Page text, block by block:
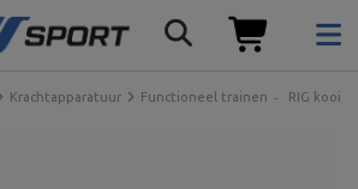
Krachtapparatuur Functioneel trainen RIG kooi